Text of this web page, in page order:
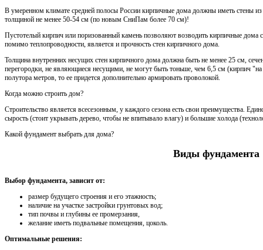
В умеренном климате средней полосы России кирпичные дома должны иметь стены из
толщиной не менее 50-54 см (по новым СниПам более 70 см)!
Пустотелый кирпич или поризованный камень позволяют возводить кирпичные
помимо теплопроводности, является и прочность стен кирпичного дома.
Толщина внутренних несущих стен кирпичного дома должна быть не менее 25 см,
перегородки, не являющиеся несущими, не могут быть тоньше, чем 6,5 см (кирпич "на
полутора метров, то ее придется дополнительно армировать проволокой.
Когда можно строить дом?
Строительство является всесезонным, у каждого сезона есть свои преимущества.
сырость (стоит укрывать дерево, чтобы не впитывало влагу) и большие холода
Какой фундамент выбрать для дома?
Виды фундамента
Выбор фундамента, зависит от:
размер будущего строения и его этажность;
наличие на участке застройки грунтовых вод;
тип почвы и глубины ее промерзания,
желание иметь подвальные помещения, цоколь.
Оптимальные решения: